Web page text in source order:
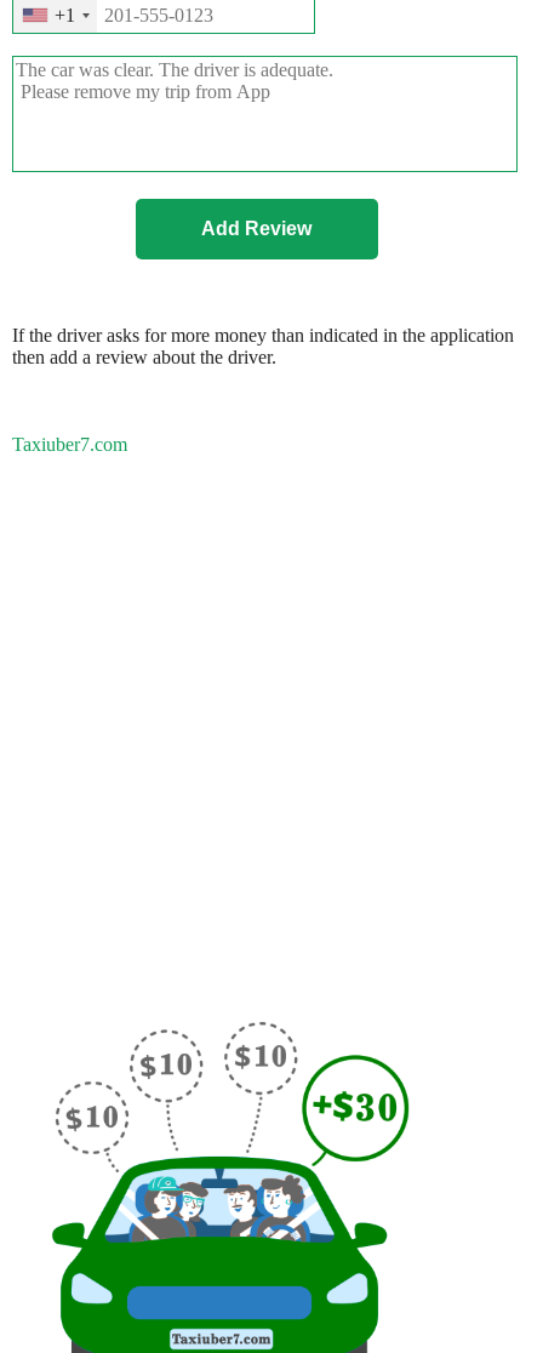
+1
If the driver asks for more money than indicated in the application
then add a review about the driver.
Taxiuber7.com